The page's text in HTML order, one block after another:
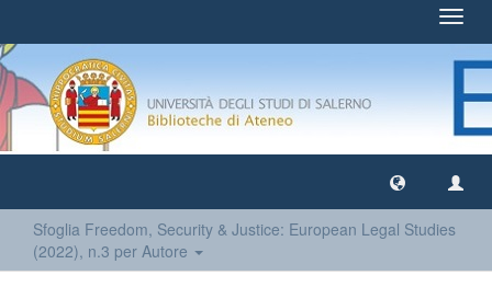
Sfoglia Freedom, Security & Justice: European Legal Studies
(2022), n.3 per Autore